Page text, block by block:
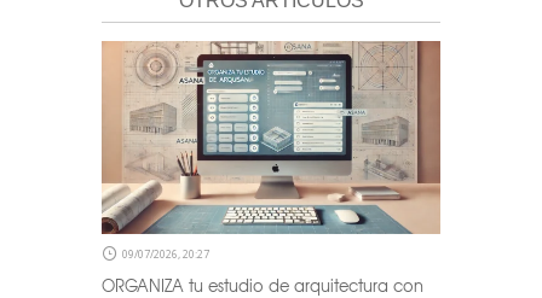
09/07/2026, 20:27
ORGANIZA tu estudio de arquitectura con